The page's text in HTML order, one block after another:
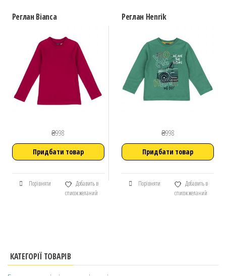
Реглан Bianca
₴998
Придбати товар
Порівняти
Добавить в
список желаний
Реглан Henrik
₴998
Придбати товар
Порівняти
Добавить в
список желаний
КАТЕГОРІЇ ТОВАРІВ